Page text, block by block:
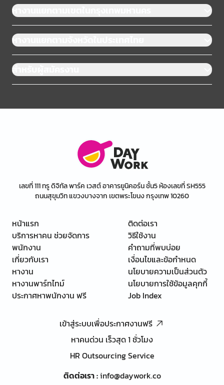
หางานแยกตามเขตในกรุงเทพมหานคร
หางานแยกตามจังหวัดในประเทศไทย
สำหรับผู้สมัครงาน
เลขที่ 111 ทรู ดิจิทัล พาร์ค เวสต์ อาคารยูนิคอร์น ชั้น5 ห้องเลขที่ SH555
ถนนสุขุมวิท แขวงบางจาก เขตพระโขนง กรุงเทพ 10260
หน้าแรก
บริการหาคน ช่วยจัดการ
พนักงาน
เกี่ยวกับเรา
หางาน
หางานพาร์ทไทม์
ประกาศหาพนักงาน ฟรี
ติดต่อเรา
วิธีใช้งาน
คำถามที่พบบ่อย
เงื่อนไขและข้อกำหนด
นโยบายความเป็นส่วนตัว
นโยบายการใช้ข้อมูลคุกกี้
Job Index
เข้าสู่ระบบเพื่อประกาศงานฟรี
หาคนด่วน เร็วสุด 1 ชั่วโมง
HR Outsourcing Service
ติดต่อเรา:info@daywork.co